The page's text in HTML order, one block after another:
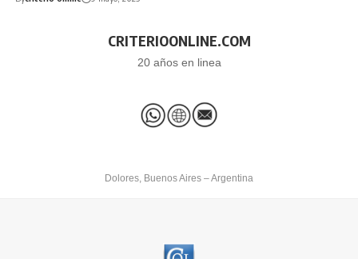
CRITERIOONLINE.COM
20 años en linea
Dolores, Buenos Aires – Argentina